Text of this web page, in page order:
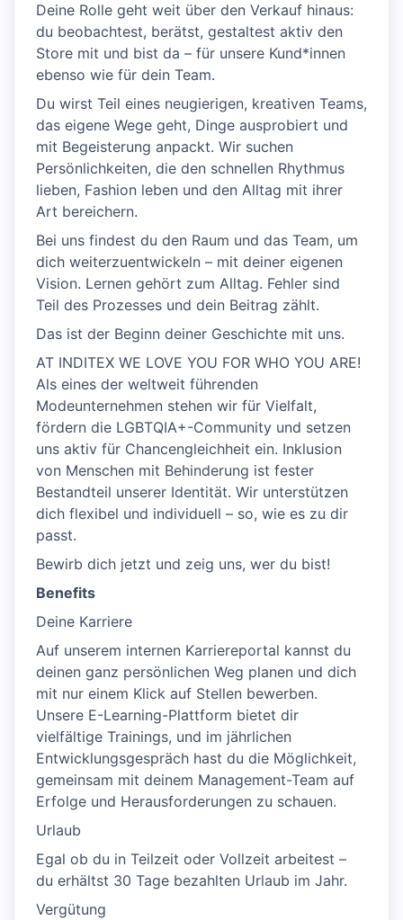
Deine Rolle geht weit über den Verkauf hinaus:
du beobachtest, berätst, gestaltest aktiv den
Store mit und bist da – für unsere Kund*innen
ebenso wie für dein Team.
Du wirst Teil eines neugierigen, kreativen Teams,
das eigene Wege geht, Dinge ausprobiert und
mit Begeisterung anpackt. Wir suchen
Persönlichkeiten, die den schnellen Rhythmus
lieben, Fashion leben und den Alltag mit ihrer
Art bereichern.
Bei uns findest du den Raum und das Team, um
dich weiterzuentwickeln – mit deiner eigenen
Vision. Lernen gehört zum Alltag. Fehler sind
Teil des Prozesses und dein Beitrag zählt.
Das ist der Beginn deiner Geschichte mit uns.
AT INDITEX WE LOVE YOU FOR WHO YOU ARE!
Als eines der weltweit führenden
Modeunternehmen stehen wir für Vielfalt,
fördern die LGBTQIA+-Community und setzen
uns aktiv für Chancengleichheit ein. Inklusion
von Menschen mit Behinderung ist fester
Bestandteil unserer Identität. Wir unterstützen
dich flexibel und individuell – so, wie es zu dir
passt.
Bewirb dich jetzt und zeig uns, wer du bist!
Benefits
Deine Karriere
Auf unserem internen Karriereportal kannst du
deinen ganz persönlichen Weg planen und dich
mit nur einem Klick auf Stellen bewerben.
Unsere E-Learning-Plattform bietet dir
vielfältige Trainings, und im jährlichen
Entwicklungsgespräch hast du die Möglichkeit,
gemeinsam mit deinem Management-Team auf
Erfolge und Herausforderungen zu schauen.
Urlaub
Egal ob du in Teilzeit oder Vollzeit arbeitest –
du erhältst 30 Tage bezahlten Urlaub im Jahr.
Vergütung